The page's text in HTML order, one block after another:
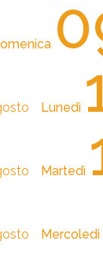
Lunedì
Martedì
Mercoledì